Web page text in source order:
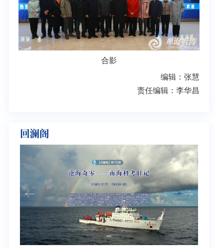
合影
编辑：张慧
责任编辑：李华昌
回澜阁